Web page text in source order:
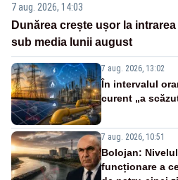
7 aug. 2026, 14:03
Dunărea crește ușor la
sub media lunii august
7 aug. 2026, 13:02
În intervalul
curent „a
7 aug. 2026, 10:51
Bolojan:
funcționare a